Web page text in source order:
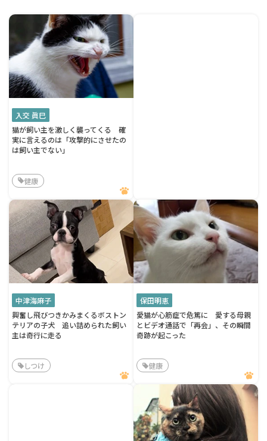
入交 眞巳
猫が飼い主を激しく襲ってくる 確
実に言えるのは「攻撃的にさせたの
は飼い主でない」
健康
中津海麻子
興奮し飛びつきかみまくるボストン
テリアの子犬 追い詰められた飼い
主は奇行に走る
しつけ
保田明恵
愛猫が心筋症で危篤に 愛する母親
とビデオ通話で「再会」、その瞬間
奇跡が起こった
健康